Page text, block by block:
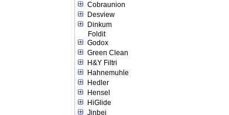
Cobraunion
Desview
Dinkum
Foldit
Godox
Green Clean
H&Y Filtri
Hahnemuhle
Hedler
Hensel
HiGlide
Jinbei